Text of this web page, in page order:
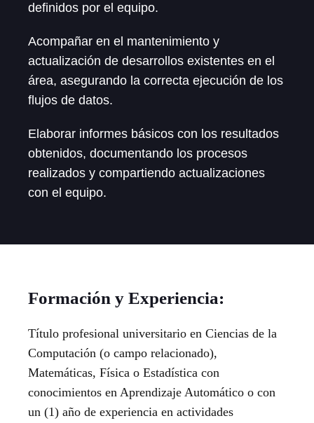
definidos por el equipo.
Acompañar en el mantenimiento y
actualización de desarrollos existentes en el
área, asegurando la correcta ejecución de los
flujos de datos.
Elaborar informes básicos con los resultados
obtenidos, documentando los procesos
realizados y compartiendo actualizaciones
con el equipo.
Formación y Experiencia:
Título profesional universitario en Ciencias de la
Computación (o campo relacionado),
Matemáticas, Física o Estadística con
conocimientos en Aprendizaje Automático o con
un (1) año de experiencia en actividades